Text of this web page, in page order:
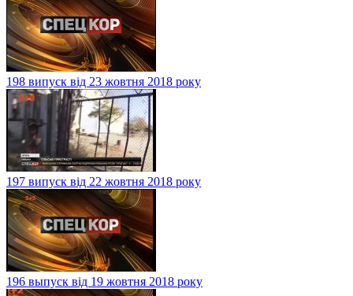
198 випуск від 23 жовтня 2018 року
197 випуск від 22 жовтня 2018 року
196 выпуск від 19 жовтня 2018 року